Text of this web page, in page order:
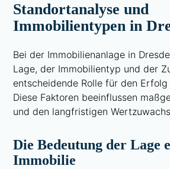
Standortanalyse und
Immobilientypen in
Bei der Immobilienanlage in
Lage, der Immobilientyp und der
entscheidende Rolle für den
Diese Faktoren beeinflussen
und den langfristigen
Die Bedeutung der Lage
Immobilie